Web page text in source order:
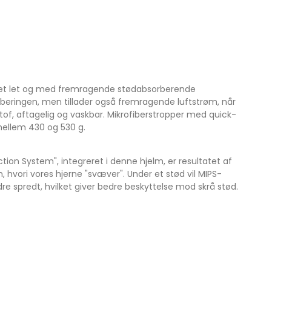
let og med fremragende stødabsorberende
men tillader også fremragende luftstrøm, når
aftagelig og vaskbar. Mikrofiberstropper med quick-
430 og 530 g.
System", integreret i denne hjelm, er resultatet af
vores hjerne "svæver". Under et stød vil MIPS-
spredt, hvilket giver bedre beskyttelse mod skrå stød.